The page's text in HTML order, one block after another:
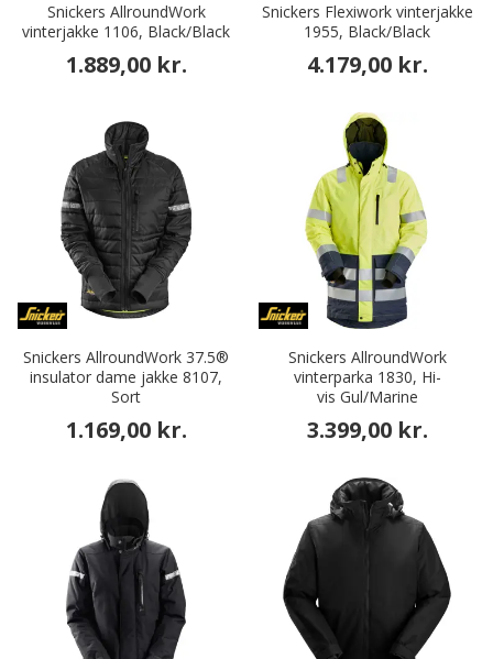
Snickers AllroundWork
vinterjakke 1106, Black/Black
1.889,00 kr.
Snickers Flexiwork vinterjakke
1955, Black/Black
4.179,00 kr.
Snickers AllroundWork 37.5®
insulator dame jakke 8107,
Sort
1.169,00 kr.
Snickers AllroundWork
vinterparka 1830, Hi-
vis Gul/Marine
3.399,00 kr.